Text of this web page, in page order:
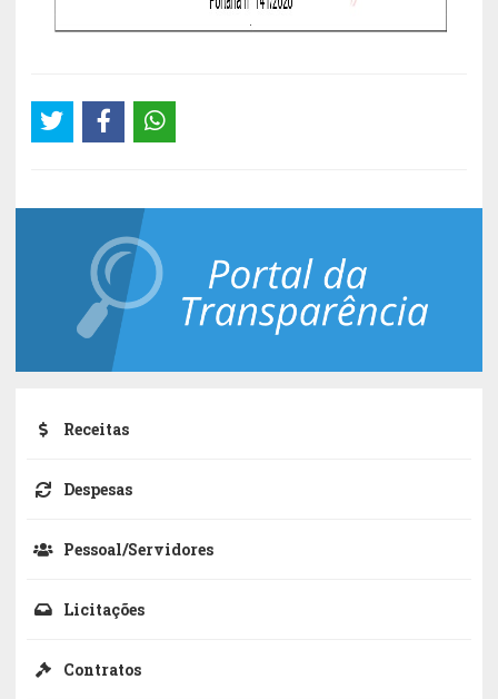
Receitas
Despesas
Pessoal/Servidores
Licitações
Contratos